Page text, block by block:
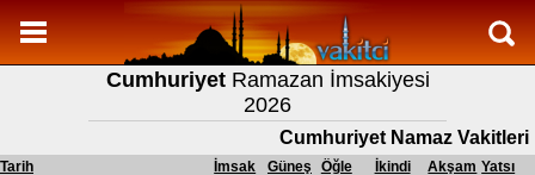
Namaz Vakitleri
Cumhuriyet Aylık Namaz Vakitleri
Cumhuriyet Ramazan imsakiyesi
Namaz Nasıl Kılınır?
CumhuriyetRamazan İmsakiyesi
2026
Cumhuriyet Namaz Vakitleri
Tarih İmsak Güneş Öğle İkindi Akşam Yatsı